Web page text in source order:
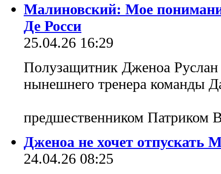
Малиновский: Мое
Де Росси
25.04.26 16:29
Полузащитник Дженоа
нынешнего тренера команды
предшественником Патриком
Дженоа не хочет отпускать
24.04.26 08:25